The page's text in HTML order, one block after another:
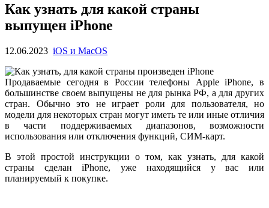
Как узнать для какой страны
выпущен iPhone
12.06.2023 iOS и MacOS
Продаваемые сегодня в России телефоны Apple iPhone, в
большинстве своем выпущены не для рынка РФ, а для других
стран. Обычно это не играет роли для пользователя, но
модели для некоторых стран могут иметь те или иные отличия
в части поддерживаемых диапазонов, возможности
использования или отключения функций, СИМ-карт.
В этой простой инструкции о том, как узнать, для какой
страны сделан iPhone, уже находящийся у вас или
планируемый к покупке.